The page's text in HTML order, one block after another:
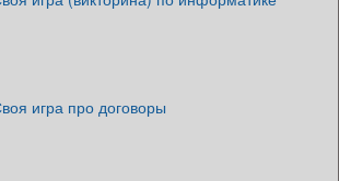
игра про договоры